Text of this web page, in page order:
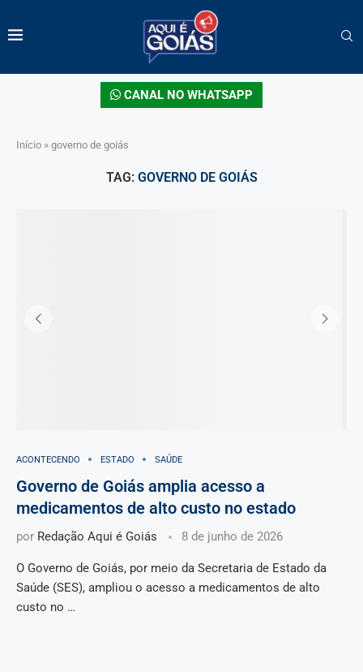
CANAL NO WHATSAPP
Início » governo de goiás
TAG: GOVERNO DE GOIÁS
ACONTECENDO ESTADO SAÚDE
Governo de Goiás amplia acesso a
medicamentos de alto custo no estado
por Redação Aqui é Goiás 8 de junho de 2026
O Governo de Goiás, por meio da Secretaria de Estado da
Saúde (SES), ampliou o acesso a medicamentos de alto
custo no …